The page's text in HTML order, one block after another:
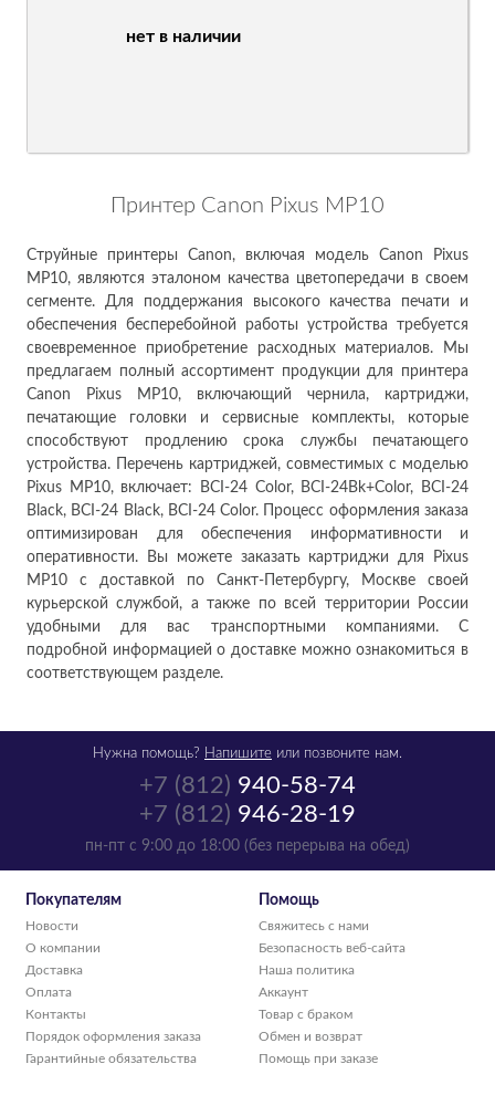
нет в наличии
Принтер Canon Pixus MP10
Струйные принтеры Canon, включая модель Canon Pixus
MP10, являются эталоном качества цветопередачи в своем
сегменте. Для поддержания высокого качества печати и
обеспечения бесперебойной работы устройства требуется
своевременное приобретение расходных материалов. Мы
предлагаем полный ассортимент продукции для принтера
Canon Pixus MP10, включающий чернила, картриджи,
печатающие головки и сервисные комплекты, которые
способствуют продлению срока службы печатающего
устройства. Перечень картриджей, совместимых с моделью
Pixus MP10, включает: BCI-24 Color, BCI-24Bk+Color, BCI-24
Black, BCI-24 Black, BCI-24 Color. Процесс оформления заказа
оптимизирован для обеспечения информативности и
оперативности. Вы можете заказать картриджи для Pixus
MP10 с доставкой по Санкт-Петербургу, Москве своей
курьерской службой, а также по всей территории России
удобными для вас транспортными компаниями. С
подробной информацией о доставке можно ознакомиться в
соответствующем разделе.
+7 (812) 940-58-74
+7 (812) 946-28-19
пн-пт с 9:00 до 18:00 (без перерыва на обед)
Нужна помощь? Напишите или позвоните нам.
Покупателям
Новости
О компании
Доставка
Оплата
Контакты
Порядок оформления заказа
Гарантийные обязательства
Помощь
Свяжитесь с нами
Безопасность веб-сайта
Наша политика
Аккаунт
Товар с браком
Обмен и возврат
Помощь при заказе